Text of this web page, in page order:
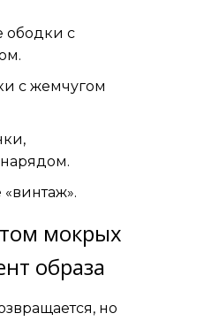
с
с жемчугом
мокрых
образа
но